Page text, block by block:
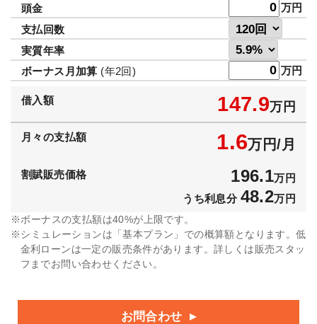
頭金
万円
支払回数
実質年率
ボーナス月加算 (年2回) 万円
借入額 147.9万円
月々の支払額 1.6万円/月
割賦販売価格 196.1万円
うち利息分 48.2万円
ボーナスの支払額は40%が上限です。
シミュレーションは「基本プラン」での概算額となります。低
金利ローンは一定の販売条件があります。詳しくは販売スタッ
フまでお問い合わせください。
お問合わせ